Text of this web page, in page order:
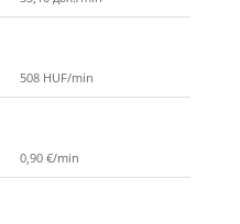
508 HUF/min
0,90 €/min